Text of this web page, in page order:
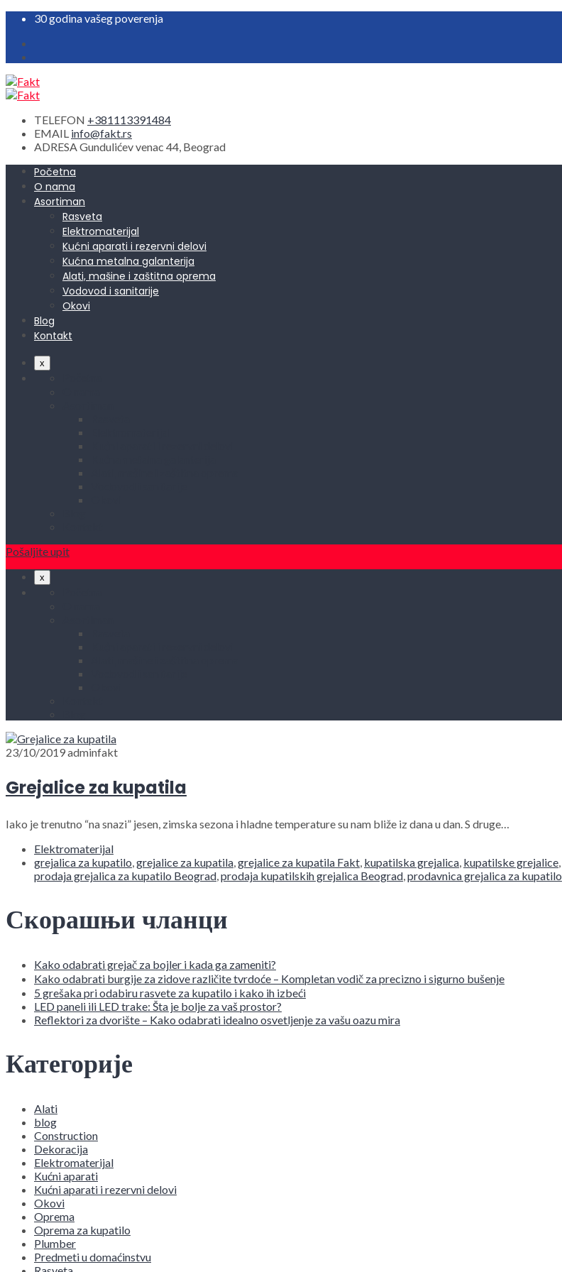
30 godina vašeg poverenja
TELEFON +381113391484
EMAIL info@fakt.rs
ADRESAGundulićev venac 44, Beograd
Početna
O nama
Asortiman
Rasveta
Elektromaterijal
Kućni aparati i rezervni delovi
Kućna metalna galanterija
Alati, mašine i zaštitna oprema
Vodovod i sanitarije
Okovi
Blog
Kontakt
x
Pošaljite upit
x
23/10/2019adminfakt
Grejalice za kupatila
Iako je trenutno “na snazi” jesen, zimska sezona i hladne temperature su nam bliže iz dana u dan. S druge…
Elektromaterijal
grejalica za kupatilo,grejalice za kupatila,grejalice za kupatila Fakt, kupatilska grejalica, kupatilske grejalice,
prodaja grejalica za kupatilo Beograd,prodaja kupatilskih grejalica Beograd,prodavnica grejalica za kupatilo
Скорашњи чланци
Kako odabrati grejač za bojler i kada ga zameniti?
Kako odabrati burgije za zidove različite tvrdoće – Kompletan vodič za precizno i sigurno bušenje
5 grešaka pri odabiru rasvete za kupatilo i kako ih izbeći
LED paneli ili LED trake: Šta je bolje za vaš prostor?
Reflektori za dvorište – Kako odabrati idealno osvetljenje za vašu oazu mira
Категорије
Alati
blog
Construction
Dekoracija
Elektromaterijal
Kućni aparati
Kućni aparati i rezervni delovi
Okovi
Oprema
Oprema za kupatilo
Plumber
Predmeti u domaćinstvu